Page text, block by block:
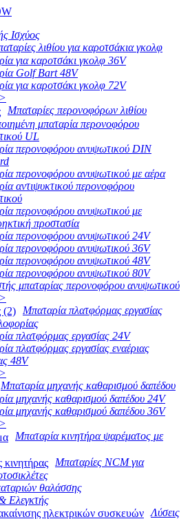
Ισχύος
λιθίου για καροτσάκια γκολφ
για καροτσάκι γκολφ 36V
Golf Bart 48V
για καροτσάκι γκολφ 72V
Μπαταρίες περονοφόρων λιθίου
μπαταρία περονοφόρου
UL
περονοφόρου ανυψωτικού DIN
περονοφόρου ανυψωτικού με αέρα
αντιψυκτικού περονοφόρου
περονοφόρου ανυψωτικού με
προστασία
περονοφόρου ανυψωτικού 24V
περονοφόρου ανυψωτικού 36V
περονοφόρου ανυψωτικού 48V
περονοφόρου ανυψωτικού 80V
μπαταρίας περονοφόρου ανυψωτικού
Μπαταρία πλατφόρμας εργασίας
πλατφόρμας εργασίας 24V
πλατφόρμας εργασίας εναέριας
48V
Μπαταρία μηχανής καθαρισμού δαπέδου
μηχανής καθαρισμού δαπέδου 24V
μηχανής καθαρισμού δαπέδου 36V
Μπαταρία κινητήρα ψαρέματος με
Μπαταρίες NCM για
θαλάσσης
Ελεγκτής
Λύσεις